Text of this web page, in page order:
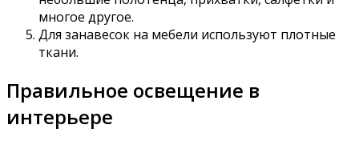
многое другое.
Для занавесок на мебели используют плотные
ткани.
Правильное освещение в
интерьере